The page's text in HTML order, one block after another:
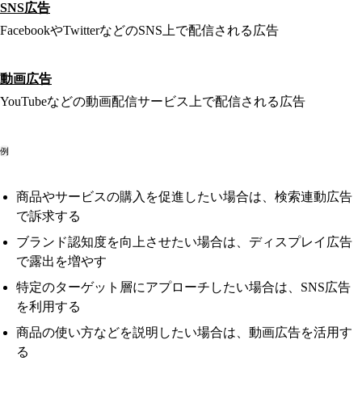
SNS広告
FacebookやTwitterなどのSNS上で配信される広告
動画広告
YouTubeなどの動画配信サービス上で配信される広告
例
商品やサービスの購入を促進したい場合は、検索連動広告
で訴求する
ブランド認知度を向上させたい場合は、ディスプレイ広告
で露出を増やす
特定のターゲット層にアプローチしたい場合は、SNS広告
を利用する
商品の使い方などを説明したい場合は、動画広告を活用す
る